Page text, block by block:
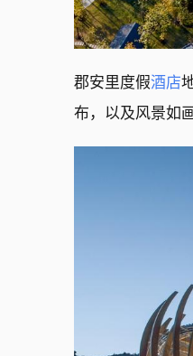
郡安里度假酒店
布，以及风景如